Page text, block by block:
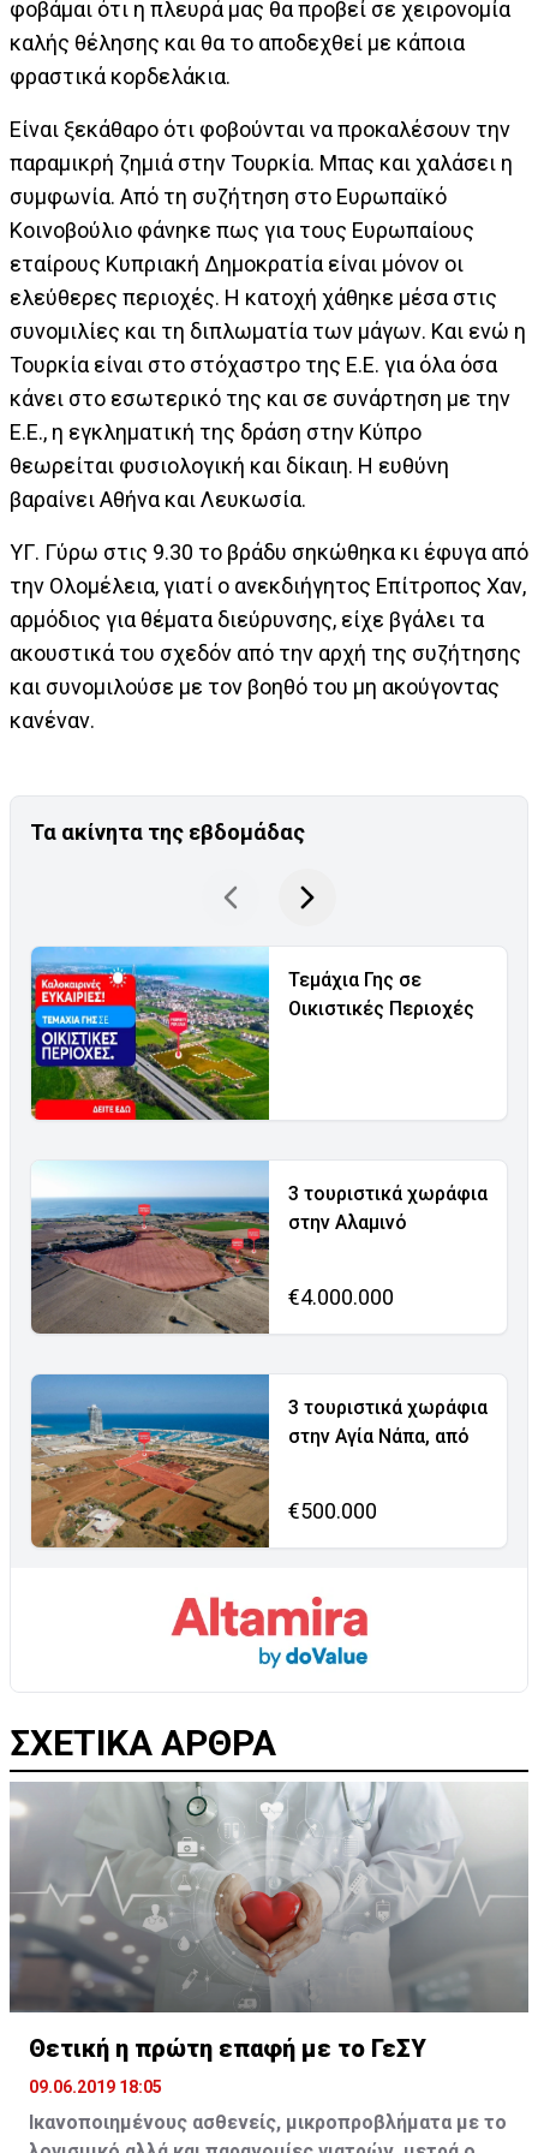
φοβάμαι ότι η πλευρά μας θα προβεί σε χειρονομία
καλής θέλησης και θα το αποδεχθεί με κάποια
φραστικά κορδελάκια.
Είναι ξεκάθαρο ότι φοβούνται να προκαλέσουν την
παραμικρή ζημιά στην Τουρκία. Μπας και χαλάσει η
συμφωνία. Από τη συζήτηση στο Ευρωπαϊκό
Κοινοβούλιο φάνηκε πως για τους Ευρωπαίους
εταίρους Κυπριακή Δημοκρατία είναι μόνον οι
ελεύθερες περιοχές. Η κατοχή χάθηκε μέσα στις
συνομιλίες και τη διπλωματία των μάγων. Και ενώ η
Τουρκία είναι στο στόχαστρο της Ε.Ε. για όλα όσα
κάνει στο εσωτερικό της και σε συνάρτηση με την
Ε.Ε., η εγκληματική της δράση στην Κύπρο
θεωρείται φυσιολογική και δίκαιη. Η ευθύνη
βαραίνει Αθήνα και Λευκωσία.
ΥΓ. Γύρω στις 9.30 το βράδυ σηκώθηκα κι έφυγα από
την Ολομέλεια, γιατί ο ανεκδιήγητος Επίτροπος Χαν,
αρμόδιος για θέματα διεύρυνσης, είχε βγάλει τα
ακουστικά του σχεδόν από την αρχή της συζήτησης
και συνομιλούσε με τον βοηθό του μη ακούγοντας
κανέναν.
Τα ακίνητα της εβδομάδας
Τεμάχια Γης σε
Οικιστικές Περιοχές
3 τουριστικά χωράφια
στην Αλαμινό
€4.000.000
3 τουριστικά χωράφια
στην Αγία Νάπα, από
€500.000
ΣΧΕΤΙΚΑ ΑΡΘΡΑ
Θετική η πρώτη επαφή με το ΓεΣΥ
09.06.2019 18:05
Ικανοποιημένους ασθενείς, μικροπροβλήματα με το